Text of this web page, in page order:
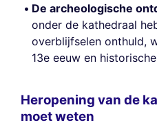
De archeologische
onder de kathedraal
overblijfselen onthuld,
13e eeuw en
Heropening van de
moet weten